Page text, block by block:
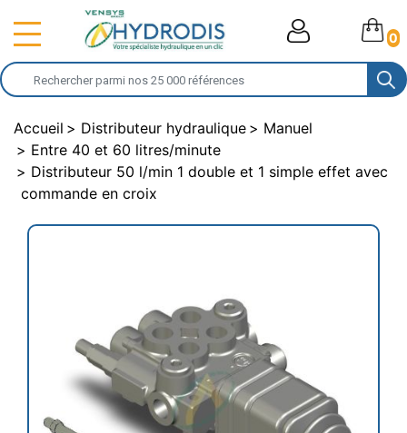
0
Accueil Distributeur hydraulique
Manuel
Entre 40 et 60 litres/minute
Distributeur 50 l/min 1 double et 1 simple effet avec
commande en croix